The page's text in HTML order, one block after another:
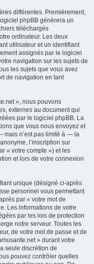
différentes. Premièrement,
phpBB génèrera un
téléchargés
ordinateur. Les deux
utilisateur et un identifiant
assignés par le logiciel
navigation sur les sujets de
les sujets que vous avez
de navigation en tant
», nous pouvons
externes au document qui
par le logiciel phpBB. La
que vous nous envoyez et
mais n’est pas limité à — la
l’inscription sur
« votre compte ») et les
et lors de votre connexion
unique (désigné ci-après
personnel vous permettant
par « votre mot de
Les informations de votre
par les lois de protection
notre serveur. Toutes les
de votre mot de passe et de
» durant votre
seule discrétion de
pouvez contrôler quelles